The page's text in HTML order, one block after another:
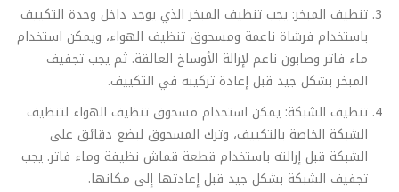
تنظيف المبخر: يجب تنظيف المبخر الذي يوجد داخل وحدة التكييف
باستخدام فرشاة ناعمة ومسحوق تنظيف الهواء، ويمكن استخدام
ماء فاتر وصابون ناعم لإزالة الأوساخ العالقة. ثم يجب تجفيف
المبخر بشكل جيد قبل إعادة تركيبه في التكييف.
تنظيف الشبكة: يمكن استخدام مسحوق تنظيف الهواء لتنظيف
الشبكة الخاصة بالتكييف، وترك المسحوق لبضع دقائق على
الشبكة قبل إزالته باستخدام قطعة قماش نظيفة وماء فاتر. يجب
تجفيف الشبكة بشكل جيد قبل إعادتها إلى مكانها.